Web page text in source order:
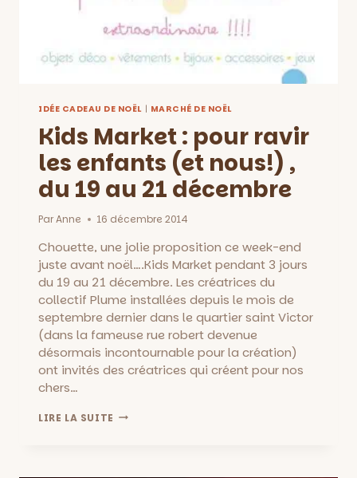
IDÉE CADEAU DE NOËL| MARCHÉ DE NOËL
Kids Market : pour ravir
les enfants (et nous!) ,
du 19 au 21 décembre
ParAnne 16 décembre 2014
Chouette, une jolie proposition ce week-end
juste avant noël….Kids Market pendant 3 jours
du 19 au 21 décembre. Les créatrices du
collectif Plume installées depuis le mois de
septembre dernier dans le quartier saint Victor
(dans la fameuse rue robert devenue
désormais incontournable pour la création)
ont invités des créatrices qui créent pour nos
chers…
LIRE LA SUITE KIDS